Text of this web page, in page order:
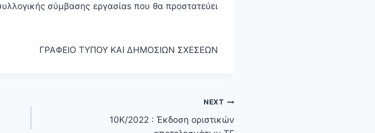
σύμβασης εργασίαs που θα προστατεύει
ΓΡΑΦΕΙΟ ΤΥΠΟΥ ΚΑΙ ΔΗΜΟΣΙΩΝ ΣΧΕΣΕΩΝ
NEXT
10Κ/2022 : Έκδοση οριστικών